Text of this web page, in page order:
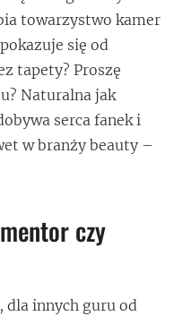
towarzystwo kamer
się od
tapety? Proszę
Naturalna jak
serca fanek i
w branży beauty –
czy
dla innych guru od